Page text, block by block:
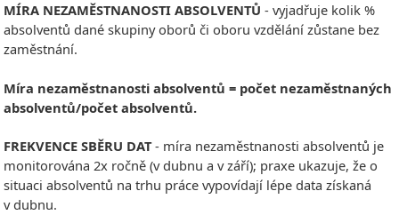
MÍRA NEZAMĚSTNANOSTI ABSOLVENTŮ - vyjadřuje kolik %
absolventů dané skupiny oborů či oboru vzdělání zůstane bez
zaměstnání.
Míra nezaměstnanosti absolventů = počet nezaměstnaných
absolventů/počet absolventů.
FREKVENCE SBĚRU DAT- míra nezaměstnanosti absolventů je
monitorována 2x ročně (v dubnu a v září); praxe ukazuje, že o
situaci absolventů na trhu práce vypovídají lépe data získaná
v dubnu.